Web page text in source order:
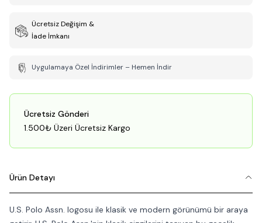
Ücretsiz Değişim &
İade İmkanı
Uygulamaya Özel İndirimler – Hemen İndir
Ücretsiz Gönderi
1.500₺ Üzeri Ücretsiz Kargo
Ürün Detayı
U.S. Polo Assn. logosu ile klasik ve modern görünümü bir araya